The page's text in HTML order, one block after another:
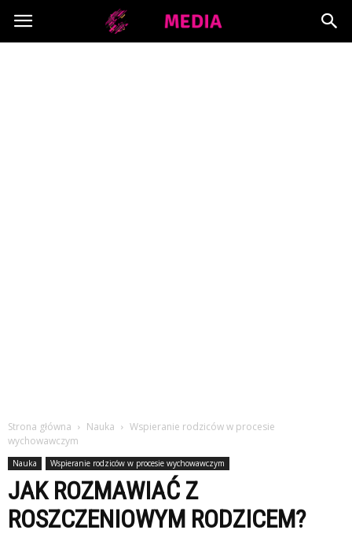
Copymedia.pl
Strona główna Nauka
Wspieranie rodziców w procesie
wychowawczym
Nauka Wspieranie rodziców w procesie wychowawczym
JAK ROZMAWIAĆ Z
ROSZCZENIOWYM RODZICEM?